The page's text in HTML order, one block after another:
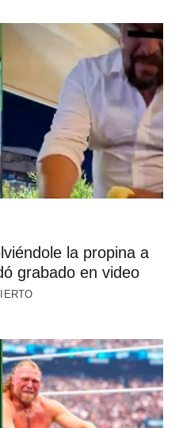
la propina a
grabado en video